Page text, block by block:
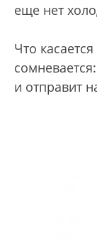
еще нет
Что
и отправит